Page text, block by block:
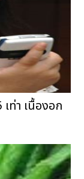
ท่า เนื้องอก